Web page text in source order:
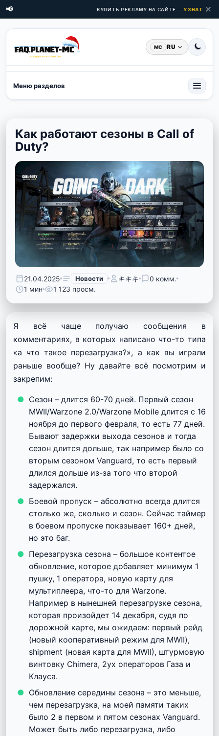
📢 КУПИТЬ РЕКЛАМУ НА САЙТЕ —УЗНАТЬ ✕
MC RU
Меню разделов
Как работают сезоны в Call of
Duty?
21.04.2025 Новости キキキ
0 комм.
1 мин
1 123 просм.
Я всё чаще получаю сообщения в
комментариях, в которых написано что-то типа
«а что такое перезагрузка?», а как вы играли
раньше вообще? Ну давайте всё посмотрим и
закрепим:
Сезон – длится 60-70 дней. Первый сезон
MWII/Warzone 2.0/Warzone Mobile длится с 16
ноября до первого февраля, то есть 77 дней.
Бывают задержки выхода сезонов и тогда
сезон длится дольше, так например было со
вторым сезоном Vanguard, то есть первый
длился дольше из-за того что второй
задержался.
Боевой пропуск – абсолютно всегда длится
столько же, сколько и сезон. Сейчас таймер
в боевом пропуске показывает 160+ дней,
но это баг.
Перезагрузка сезона – большое контентое
обновление, которое добавляет минимум 1
пушку, 1 оператора, новую карту для
мультиплеера, что-то для Warzone.
Например в нынешней перезагрузке сезона,
которая произойдет 14 декабря, судя по
дорожной карте, мы ожидаем: первый рейд
(новый кооперативный режим для MWII),
shipment (новая карта для MWII), штурмовую
винтовку Chimera, 2ух операторов Газа и
Клауса.
Обновление середины сезона – это меньше,
чем перезагрузка, на моей памяти таких
было 2 в первом и пятом сезонах Vanguard.
Может быть либо перезагрузка, либо